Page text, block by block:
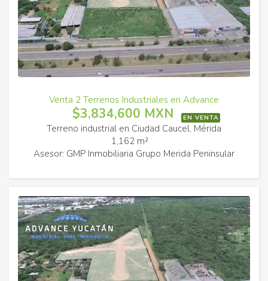
Venta 2 Terrenos Industriales en Advance
$3,834,600 MXN EN VENTA
Terreno industrial en Ciudad Caucel, Mérida
1,162 m²
Asesor: GMP Inmobiliaria Grupo Merida Peninsular